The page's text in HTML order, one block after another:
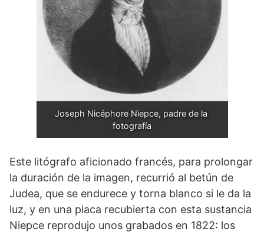
Joseph Nicéphore Niepce, padre de la
fotografía
Este litógrafo aficionado francés, para prolongar
la duración de la imagen, recurrió al betún de
Judea, que se endurece y torna blanco si le da la
luz, y en una placa recubierta con esta sustancia
Niepce reprodujo unos grabados en 1822: los